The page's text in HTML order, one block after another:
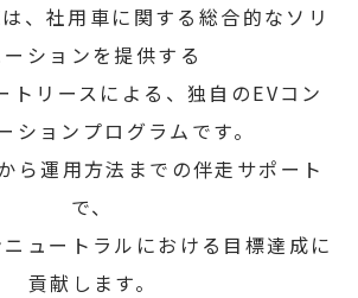
、社用車に関する総合的なソリ
ーションを提供する
トリースによる、独自のEVコン
ションプログラムです。
ら運用方法までの伴走サポート
で、
ュートラルにおける目標達成に
貢献します。